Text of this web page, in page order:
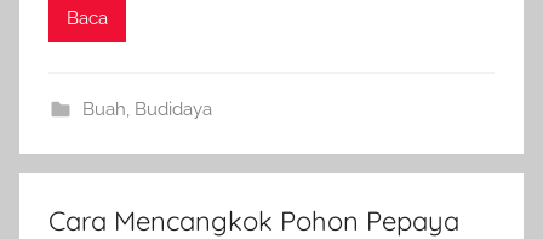
Baca
Buah, Budidaya
Cara Mencangkok Pohon Pepaya